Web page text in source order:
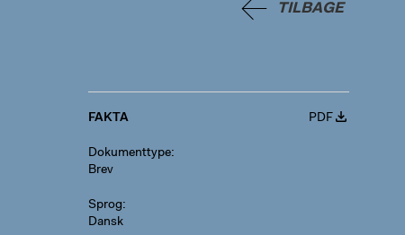
TILBAGE
FAKTA PDF
Dokumenttype
Brev
Sprog
Dansk